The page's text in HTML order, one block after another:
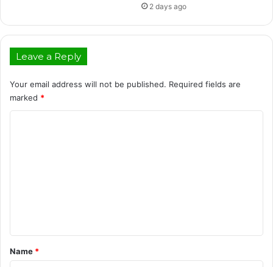
2 days ago
Leave a Reply
Your email address will not be published. Required fields are
marked *
*
Name *